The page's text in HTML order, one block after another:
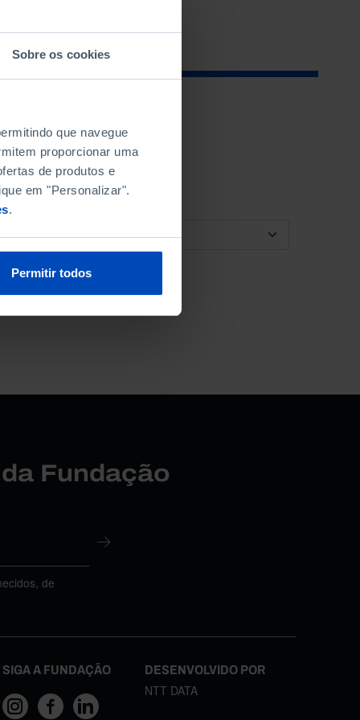
Sobre os cookies
que navegue
proporcionar uma
de produtos e
em "Personalizar".
.
Permitir todos
ORDENAR POR
Fundação
de
SIGA A FUNDAÇÃO DESENVOLVIDO POR
NTT DATA